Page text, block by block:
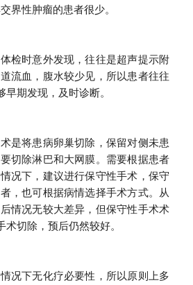
界性肿瘤的患者很少。
检时意外发现，往往是超声提示附
流血，腹水较少见，所以患者往往
期发现，及时诊断。
是将患病卵巢切除，保留对侧未患
切除淋巴和大网膜。 需要根据患者
况下，建议进行保守性手术，保守
，也可根据病情选择手术方式。 从
情况无较大差异，但保守性手术术
切除，预后仍然较好。
况下无化疗必要性，所以原则上多